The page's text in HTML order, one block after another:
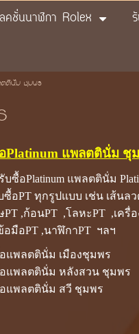
คชั่นนาฬิกา Rolex
ตตินั่ม ชุมพร
Platinum แพลตตินั่ม ชุ
ซื้อPlatinum แพลตตินั่ม
อPT ทุกรูปแบบ เช่น เส้นล
PT ,ก้อนPT ,โลหะPT ,เครื่
อมือPT ,นาฬิกาPT ฯลฯ
แพลตตินั่ม เมืองชุมพร
แพลตตินั่ม หลังสวน ชุมพร
แพลตตินั่ม สวี ชุมพร